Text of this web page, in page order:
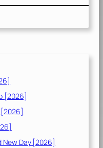
[2026]
[2026]
New Day [2026]